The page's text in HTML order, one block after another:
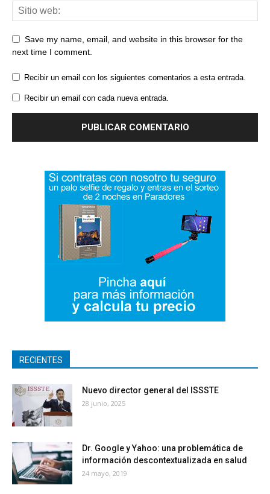
Save my name, email, and website in this browser for the
next time I comment.
Recibir un email con los siguientes comentarios a esta entrada.
Recibir un email con cada nueva entrada.
RECIENTES
Nuevo director general del ISSSTE
28 junio, 2025
Dr. Google y Yahoo: una problemática de
información descontextualizada en salud
24 mayo, 2019